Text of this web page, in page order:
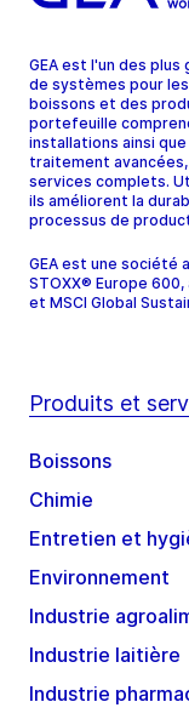
GEA est l'un des
de systèmes pour
boissons et des
portefeuille
installations ainsi
traitement
services complets.
ils améliorent la
processus de
GEA est une société
STOXX® Europe 600,
et MSCI Global
Produits et
Boissons
Chimie
Entretien et
Environnement
Industrie
Industrie laitière
Industrie